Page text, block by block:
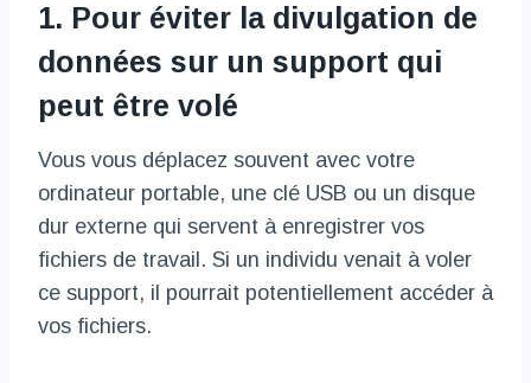
1. Pour éviter la divulgation de
données sur un support qui
peut être volé
Vous vous déplacez souvent avec votre
ordinateur portable, une clé USB ou un disque
dur externe qui servent à enregistrer vos
fichiers de travail. Si un individu venait à voler
ce support, il pourrait potentiellement accéder à
vos fichiers.